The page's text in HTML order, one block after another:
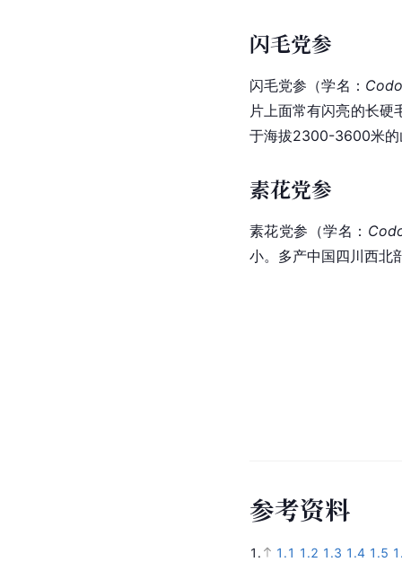
闪毛党参
闪毛党参 （学名：
片上面常有闪亮的长硬
于海拔2300-3600米的
素花党参
素花党参（学名 ：
小。多产中国四川西北
参考资料
1. 1.1 1.2 1.3 1.4 1.5